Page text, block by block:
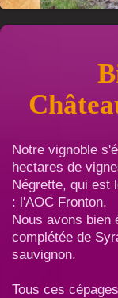
Notre vignoble
hectares de
Négrette, qui est
: l'AOC Fronton.
Nous avons bien
complétée de
sauvignon.
Tous ces